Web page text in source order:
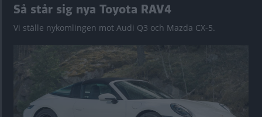
Så står sig nya Toyota RAV4
Vi ställe nykomlingen mot Audi Q3 och Mazda CX-5.